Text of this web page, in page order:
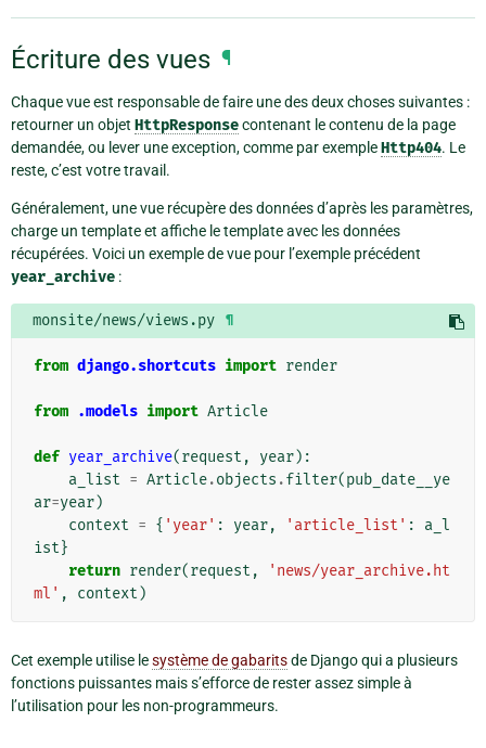
Écriture des vues ¶
Chaque vue est responsable de faire une des deux choses suivantes :
retourner un objet HttpResponsecontenant le contenu de la page
demandée, ou lever une exception, comme par exempleHttp404. Le
reste, c’est votre travail.
Généralement, une vue récupère des données d’après les paramètres,
charge un template et affiche le template avec les données
récupérées. Voici un exemple de vue pour l’exemple précédent
year_archive :
monsite/news/views.py ¶
from django.shortcuts import render
from .models import Article
def year_archive(request , year):
a_list = Article.objects .filter(pub_date__ye
ar=year)
context = { 'year' : year, 'article_list' :
a_l
ist}
return render(request ,
'news/year_archive.ht
ml' , context )
Cet exemple utilise lesystème de gabaritsde Django qui a plusieurs
fonctions puissantes mais s’efforce de rester assez simple à
l’utilisation pour les non-programmeurs.